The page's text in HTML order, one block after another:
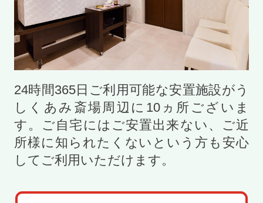
24時間365日ご利用可能な安置施設がう
しくあみ斎場周辺に 10ヵ所ございま
す。ご自宅にはご安置出来ない、ご近
所様に知られたくないという方も安心
してご利用いただけます。